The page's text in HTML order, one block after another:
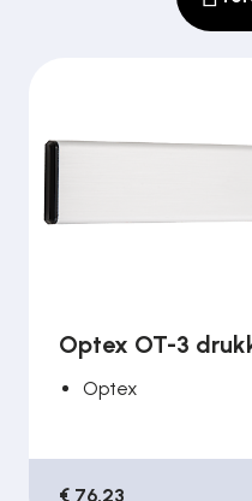
Optex OT-3
Optex
€ 76,23